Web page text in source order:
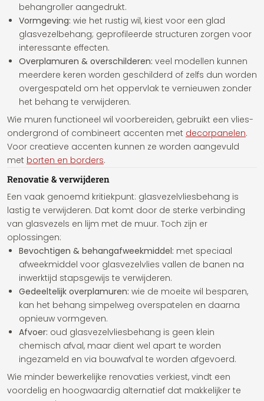
behangroller aangedrukt.
Vormgeving: wie het rustig wil, kiest voor een glad
glasvezelbehang; geprofileerde structuren zorgen voor
interessante effecten.
Overplamuren & overschilderen: veel modellen kunnen
meerdere keren worden geschilderd of zelfs dun worden
overgespateld om het oppervlak te vernieuwen zonder
het behang te verwijderen.
Wie muren functioneel wil voorbereiden, gebruikt een vlies-
ondergrond of combineert accenten met decorpanelen.
Voor creatieve accenten kunnen ze worden aangevuld
met borten en borders.
Renovatie & verwijderen
Een vaak genoemd kritiekpunt: glasvezelvliesbehang is
lastig te verwijderen. Dat komt door de sterke verbinding
van glasvezels en lijm met de muur. Toch zijn er
oplossingen:
Bevochtigen & behangafweekmiddel: met speciaal
afweekmiddel voor glasvezelvlies vallen de banen na
inwerktijd stapsgewijs te verwijderen.
Gedeeltelijk overplamuren: wie de moeite wil besparen,
kan het behang simpelweg overspatelen en daarna
opnieuw vormgeven.
Afvoer: oud glasvezelvliesbehang is geen klein
chemisch afval, maar dient wel apart te worden
ingezameld en via bouwafval te worden afgevoerd.
Wie minder bewerkelijke renovaties verkiest, vindt een
voordelig en hoogwaardig alternatief dat makkelijker te